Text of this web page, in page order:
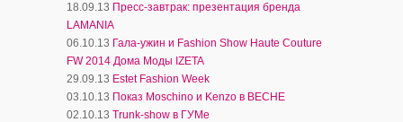
18.09.13 Пресс-завтрак: презентация бренда
LAMANIA
06.10.13 Гала-ужин и Fashion Show Haute Couture
FW 2014 Дома Моды IZETA
29.09.13 Estet Fashion Week
03.10.13 Показ Moschino и Kenzo в ВЕСНЕ
02.10.13 Trunk-show в ГУМе